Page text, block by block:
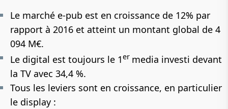
Le marché e-pub est en croissance de 12% par
rapport à 2016 et atteint un montant global de 4
094 M€.
Le digital est toujours le 1er media investi devant
la TV avec 34,4 %.
Tous les leviers sont en croissance, en particulier
le display :